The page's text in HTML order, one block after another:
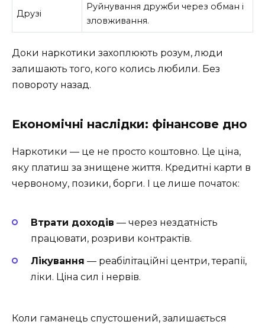
Друзі
Руйнування дружби через обман і
зловживання.
Доки наркотики захоплюють розум, люди
залишають того, кого колись любили. Без
повороту назад.
Економічні наслідки: фінансове дно
Наркотики — це не просто коштовно. Це ціна,
яку платиш за знищене життя. Кредитні карти в
червоному, позики, борги. І це лише початок:
Втрати доходів — через нездатність
працювати, розриви контрактів.
Лікування — реабілітаційні центри, терапії,
ліки. Ціна сил і нервів.
Коли гаманець спустошений, залишається